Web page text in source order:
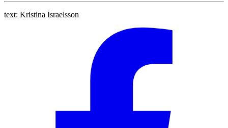
text: Kristina Israelsson